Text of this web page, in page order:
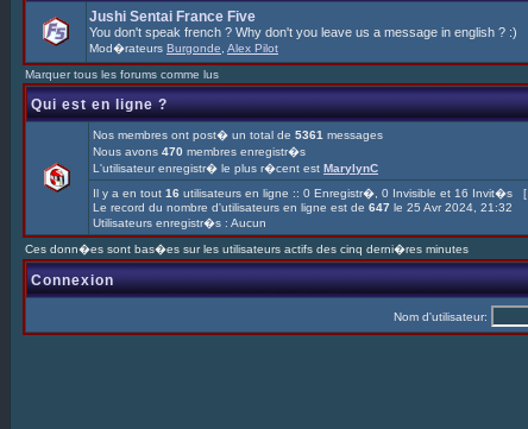
Jushi Sentai France Five
You don't speak french ? Why don't you leave us a message in english ? :)
Mod�rateurs Burgonde Alex Pilot
Marquer tous les forums comme lus
Qui est en ligne ?
Nos membres ont post� un total de 5361 messages
Nous avons 470 membres enregistr�s
L'utilisateur enregistr� le plus r�cent est MarylynC
Il y a en tout 16 utilisateurs en ligne :: 0 Enregistr�, 0 Invisible et 16 Invit�s [
Le record du nombre d'utilisateurs en ligne est de 647 le 25 Avr 2024, 21:32
Utilisateurs enregistr�s : Aucun
Ces donn�es sont bas�es sur les utilisateurs actifs des cinq derni�res minutes
Connexion
Nom d'utilisateur: